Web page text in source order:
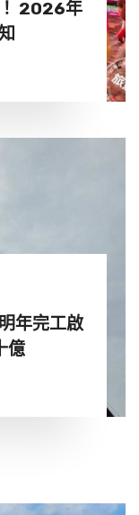
到182公分，手
。他經常在網路
金屬支架仍會保
」
2026年
年完工啟
億